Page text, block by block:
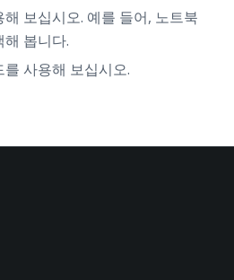
보십시오. 예를 들어, 노트북
봅니다.
사용해 보십시오.